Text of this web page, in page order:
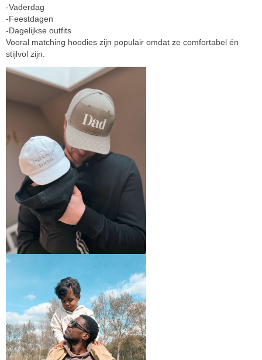
-Vaderdag
-Feestdagen
-Dagelijkse outfits
Vooral matching hoodies zijn populair omdat ze comfortabel én
stijlvol zijn.